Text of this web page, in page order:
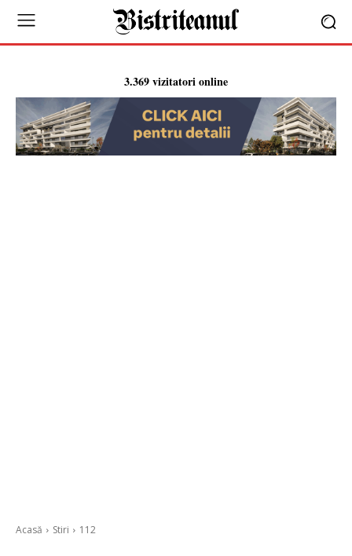
3.369 vizitatori online
Acasă Stiri 112